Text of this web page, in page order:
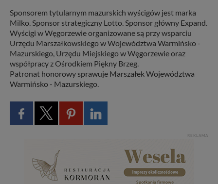
Sponsorem tytularnym mazurskich wyścigów jest marka
Milko. Sponsor strategiczny Lotto. Sponsor główny Expand.
Wyścigi w Węgorzewie organizowane są przy wsparciu
Urzędu Marszałkowskiego w Województwa Warmińsko -
Mazurskiego, Urzędu Miejskiego w Węgorzewie oraz
współpracy z Ośrodkiem Piękny Brzeg.
Patronat honorowy sprawuje Marszałek Województwa
Warmińsko - Mazurskiego.
REKLAMA